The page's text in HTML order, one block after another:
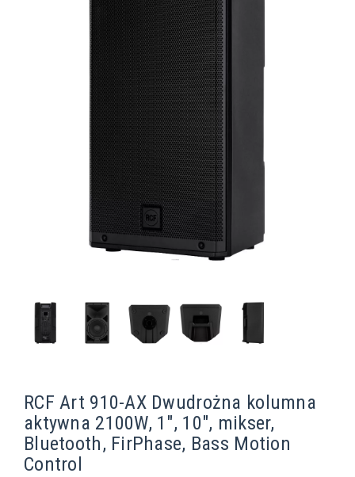
RCF Art 910-AX Dwudrożna kolumna
aktywna 2100W, 1", 10", mikser,
Bluetooth, FirPhase, Bass Motion
Control